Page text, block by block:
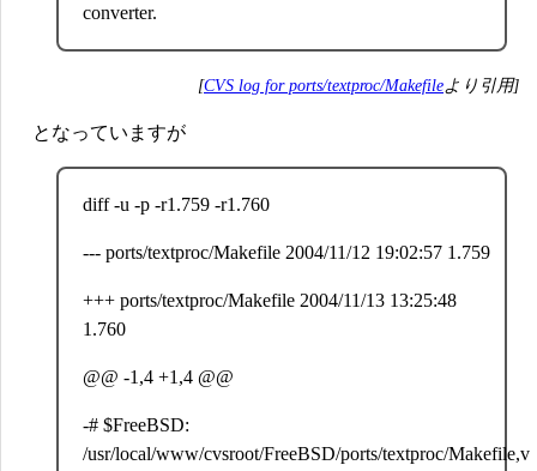
converter.
[CVS log for ports/textproc/Makefileより引用]
となっていますが
diff -u -p -r1.759 -r1.760
--- ports/textproc/Makefile 2004/11/12 19:02:57 1.759
+++ ports/textproc/Makefile 2004/11/13 13:25:48
1.760
@@ -1,4 +1,4 @@
-# $FreeBSD:
/usr/local/www/cvsroot/FreeBSD/ports/textproc/Makefile,v